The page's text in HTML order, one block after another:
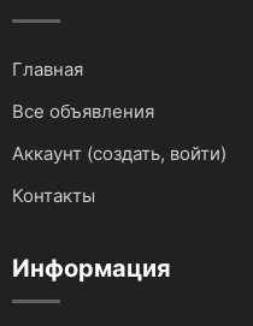
Для мототехники
Главная
Все объявления
Аккаунт (создать, войти)
Контакты
Информация